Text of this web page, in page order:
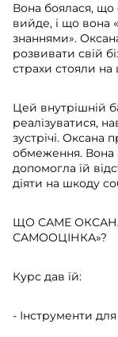
Вона боялася, що
вийде, і що вона
знаннями».
розвивати свій
страхи стояли на
Цей внутрішній
реалізуватися,
зустрічі. Оксана
обмеження. Вона
допомогла їй
діяти на шкоду
ЩО САМЕ
САМООЦІНКА»?
Курс дав їй:
- Інструменти